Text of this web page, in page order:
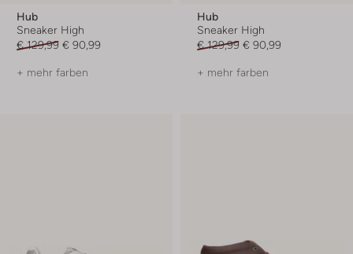
Hub
Sneaker High
€ 129,99 € 90,99
+ mehr farben
Hub
Sneaker High
€ 129,99 € 90,99
+ mehr farben